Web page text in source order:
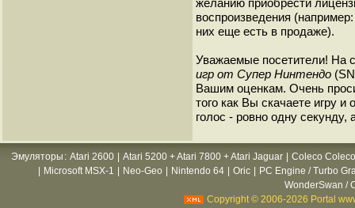
желанию приобрести
воспроизведения
них еще есть в продаже).
Уважаемые посетители! На
игр от Супер Нинтендо
Вашим оценкам. Очень
того как Вы скачаете игру
голос - ровно одну
Эмуляторы : Atari 2600 Atari 5200 + Atari 7800 + Atari Jaguar
Coleco
Microsoft MSX-1 Neo-Geo Nintendo 64 Oric
PC Engine / Turbo
WonderSwan /
Copyright © 2006-2026 Portal